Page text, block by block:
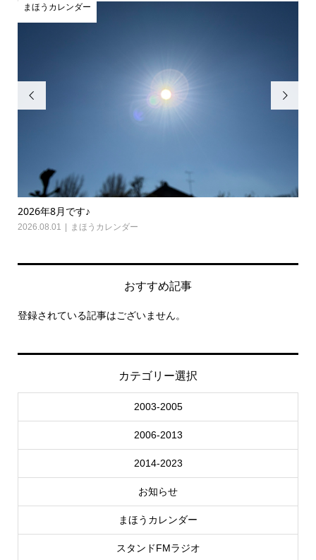

2026年8月です♪
2026.08.01 まほうカレンダー
まほうカレンダー

おすすめ記事
登録されている記事はございません。
カテゴリー選択
2003-2005
2006-2013
2014-2023
お知らせ
まほうカレンダー
スタンドFMラジオ